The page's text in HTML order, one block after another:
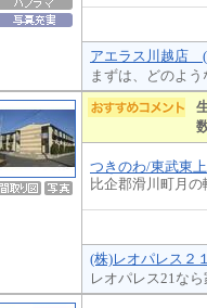
アエラス川越店 (
まずは、どのよ
つきのわ/東武東
比企郡滑川町月の
(株)レオパレス２
レオパレス21な